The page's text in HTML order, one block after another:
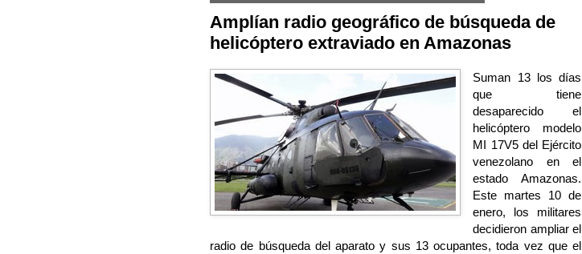
Amplían radio geográfico de búsqueda de
helicóptero extraviado en Amazonas
Suman 13 los días
que tiene
desaparecido el
helicóptero modelo
MI 17V5 del Ejército
venezolano en el
estado Amazonas.
Este martes 10 de
enero, los militares
decidieron ampliar el
radio de búsqueda del aparato y sus 13 ocupantes, toda vez que el